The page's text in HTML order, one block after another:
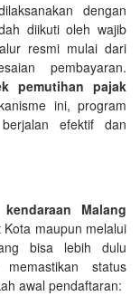
dengan
diikuti oleh wajib
resmi mulai dari
pembayaran.
pemutihan pajak
ini, program
berjalan efektif dan
Malang
maupun melalui
bisa lebih dulu
status
awal pendaftaran: